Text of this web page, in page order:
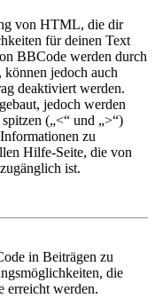
von HTML, die dir
für deinen Text
BBCode werden durch
jedoch auch
deaktiviert werden.
jedoch werden
(„<“ und „>“)
zu
Hilfe-Seite, die von
ist.
in Beiträgen zu
die
erreicht werden.